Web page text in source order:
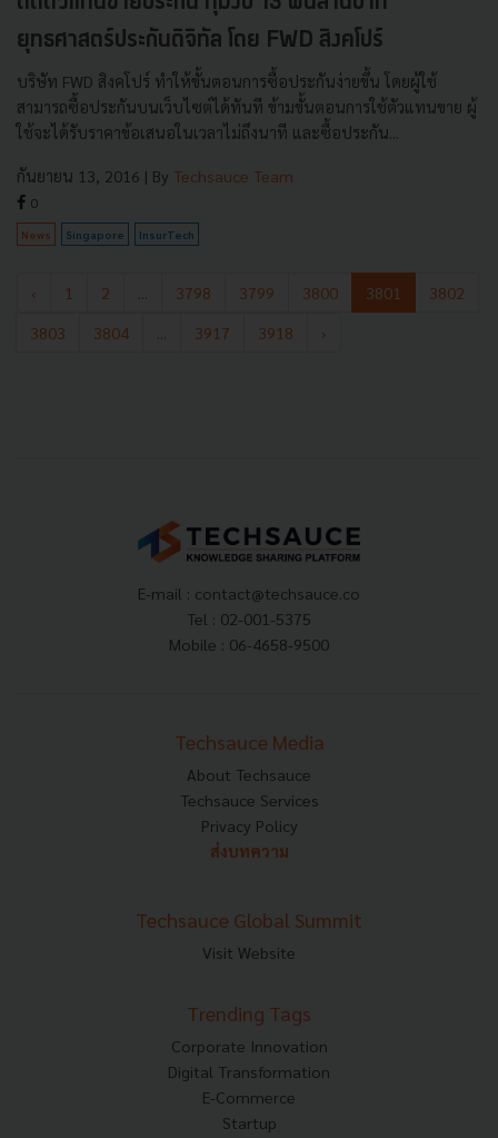
ยุทธศาสตร์ประกันดิจิทัล โดย FWD สิงคโปร์
บริษัท FWD สิงคโปร์ ทำให้ขั้นตอนการซื้อประกันง่ายขึ้น โดยผู้ใช้
สามารถซื้อประกันบนเว็บไซต์ได้ทันที ข้ามขั้นตอนการใช้ตัวแทนขาย ผู้
ใช้จะได้รับราคาข้อเสนอในเวลาไม่ถึงนาที และซื้อประกัน...
กันยายน 13, 2016 | By Techsauce Team
0
News Singapore InsurTech
‹ 1 2 3798 3799 3800 3801
3802
3803
3804 3917 3918 ›
E-mail : contact@techsauce.co
Tel : 02-001-5375
Mobile : 06-4658-9500
Techsauce Media
About Techsauce
Techsauce Services
Privacy Policy
ส่งบทความ
Techsauce Global Summit
Visit Website
Trending Tags
Corporate Innovation
Digital Transformation
E-Commerce
Startup